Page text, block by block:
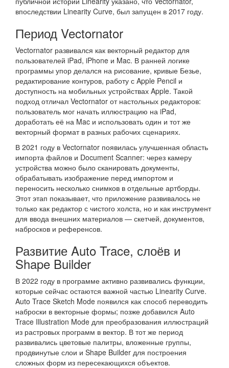
впоследствии Linearity Curve, был запущен в 2017 году.
Период Vectornator
Vectornator развивался как векторный редактор для
пользователей iPad, iPhone и Mac. В ранней логике
программы упор делался на рисование, кривые Безье,
редактирование контуров, работу с Apple Pencil и
доступность на мобильных устройствах Apple. Такой
подход отличал Vectornator от настольных редакторов:
пользователь мог начать иллюстрацию на iPad,
доработать её на Mac и использовать один и тот же
векторный формат в разных рабочих сценариях.
В 2021 году в Vectornator появилась улучшенная область
импорта файлов и Document Scanner: через камеру
устройства можно было сканировать документы,
обрабатывать изображение перед импортом и
переносить несколько снимков в отдельные артборды.
Этот этап показывает, что приложение развивалось не
только как редактор с чистого холста, но и как инструмент
для ввода внешних материалов — скетчей, документов,
набросков и референсов.
Развитие Auto Trace, слоёв и
Shape Builder
В 2022 году в программе активно развивались функции,
которые сейчас остаются важной частью Linearity Curve.
Auto Trace Sketch Mode появился как способ переводить
наброски в векторные формы; позже добавился Auto
Trace Illustration Mode для преобразования иллюстраций
из растровых программ в вектор. В тот же период
развивались цветовые палитры, вложенные группы,
продвинутые слои и Shape Builder для построения
сложных форм из пересекающихся объектов.